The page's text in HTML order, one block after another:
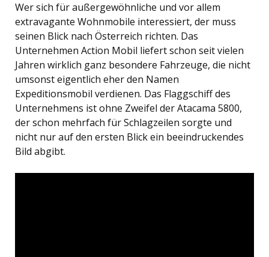
Wer sich für außergewöhnliche und vor allem
extravagante Wohnmobile interessiert, der muss
seinen Blick nach Österreich richten. Das
Unternehmen Action Mobil liefert schon seit vielen
Jahren wirklich ganz besondere Fahrzeuge, die nicht
umsonst eigentlich eher den Namen
Expeditionsmobil verdienen. Das Flaggschiff des
Unternehmens ist ohne Zweifel der Atacama 5800,
der schon mehrfach für Schlagzeilen sorgte und
nicht nur auf den ersten Blick ein beeindruckendes
Bild abgibt.